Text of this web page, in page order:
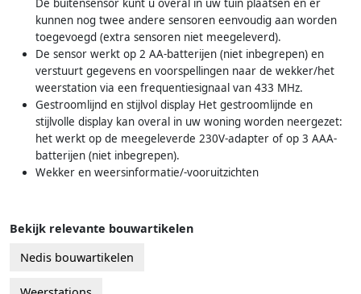
De buitensensor kunt u overal in uw tuin plaatsen en er
kunnen nog twee andere sensoren eenvoudig aan worden
toegevoegd (extra sensoren niet meegeleverd).
De sensor werkt op 2 AA-batterijen (niet inbegrepen) en
verstuurt gegevens en voorspellingen naar de wekker/het
weerstation via een frequentiesignaal van 433 MHz.
Gestroomlijnd en stijlvol display Het gestroomlijnde en
stijlvolle display kan overal in uw woning worden neergezet:
het werkt op de meegeleverde 230V-adapter of op 3 AAA-
batterijen (niet inbegrepen).
Wekker en weersinformatie/-vooruitzichten
Bekijk relevante bouwartikelen
Nedis bouwartikelen